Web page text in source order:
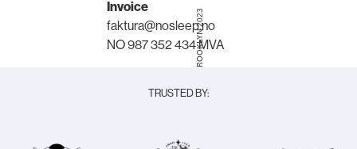
Invoice
faktura@nosleep.no
NO 987 352 434 MVA
© NOSLEEPTILLBROOKLYN 2023
TRUSTED BY: